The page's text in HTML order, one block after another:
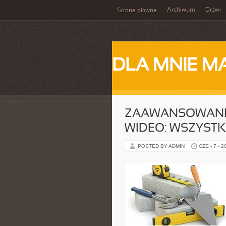
Strona główna Archiwum Drzwi
DLA MNIE
WIDEO:
POSTED BY ADMIN CZE - 7 -